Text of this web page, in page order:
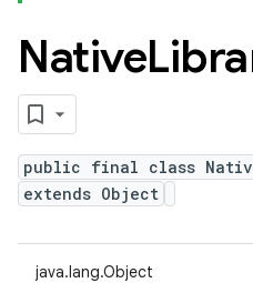
Native
public final class
extends Object
java.lang.Object